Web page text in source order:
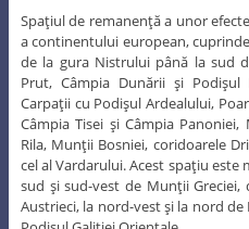
Spaţiul de remanenţă a unor
a continentului european,
de la gura Nistrului până la sud
Prut, Câmpia Dunării şi Podişul
Carpaţii cu Podişul Ardealului,
Câmpia Tisei şi Câmpia
Rila, Munţii Bosniei, coridoarele
cel al Vardarului. Acest spaţiu este
sud şi sud-vest de Munţii
Austrieci, la nord-vest şi la nord